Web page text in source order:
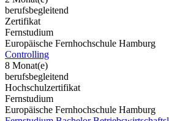
berufsbegleitend
Zertifikat
Fernstudium
Europäische Fernhochschule Hamburg
Controlling
8 Monat(e)
berufsbegleitend
Hochschulzertifikat
Fernstudium
Europäische Fernhochschule Hamburg